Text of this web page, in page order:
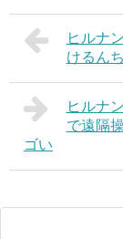
ヒルナ
けるん
ヒルナ
で遠隔
ゴい